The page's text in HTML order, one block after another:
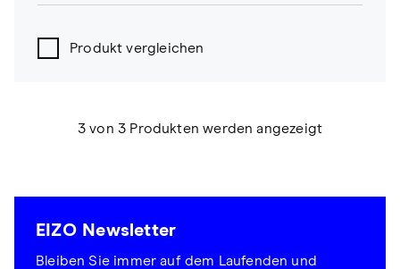
Produkt vergleichen
3 von 3 Produkten werden angezeigt
EIZO Newsletter
Bleiben Sie immer auf dem Laufenden und